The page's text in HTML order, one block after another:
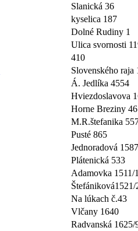
Slanická 36
kyselica 187
Dolné Rudiny 1
Ulica svornosti
410
Slovenského raja
Á. Jedlíka 4554
Hviezdoslavova
Horne Breziny 46
M.R.štefanika
Pusté 865
Jednoradová
Plátenická 533
Adamovka 1511/
Štefániková1521/
Na lúkach č.43
Vlčany 1640
Radvanská 1625/